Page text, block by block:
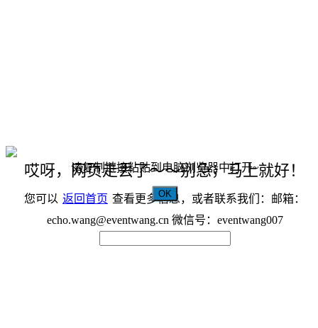
哎呀，网页走丢了～～别急，马上就好！
您可以 返回首页 查看更多信息，或者联系我们：邮箱：
echo.wang@eventwang.cn 微信号：eventwang007
请复制链接粘贴到电脑浏览器中打开~
OK